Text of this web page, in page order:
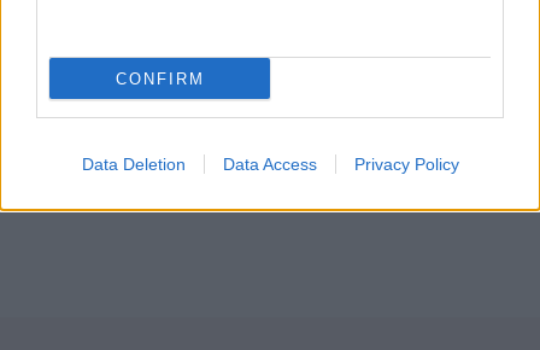
CONFIRM
Data Deletion Data Access Privacy Policy
keresőben könnyebben megtaláld a
glamour.hu cikkeit